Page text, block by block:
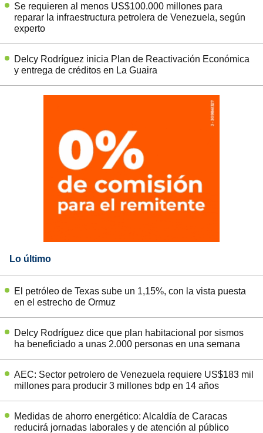
Se requieren al menos US$100.000 millones para
reparar la infraestructura petrolera de Venezuela, según
experto
Delcy Rodríguez inicia Plan de Reactivación Económica
y entrega de créditos en La Guaira
Lo último
El petróleo de Texas sube un 1,15%, con la vista puesta
en el estrecho de Ormuz
Delcy Rodríguez dice que plan habitacional por sismos
ha beneficiado a unas 2.000 personas en una semana
AEC: Sector petrolero de Venezuela requiere US$183 mil
millones para producir 3 millones bdp en 14 años
Medidas de ahorro energético: Alcaldía de Caracas
reducirá jornadas laborales y de atención al público